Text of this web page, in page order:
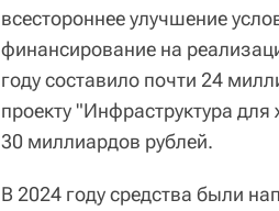
всестороннее улучшение
финансирование на
году составило почти 24
проекту "Инфраструктура
30 миллиардов рублей.
В 2024 году средства были